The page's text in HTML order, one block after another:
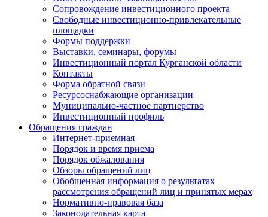
Сопровождение инвестиционного проекта
Свободные инвестиционно-привлекательные
площадки
Формы поддержки
Выставки, семинары, форумы
Инвестиционный портал Курганской области
Контакты
Форма обратной связи
Ресурсоснабжающие организации
Муниципально-частное партнерство
Инвестиционный профиль
Обращения граждан
Интернет-приемная
Порядок и время приема
Порядок обжалования
Обзоры обращений лиц
Обобщенная информация о результатах
рассмотрения обращений лиц и принятых мерах
Нормативно-правовая база
Законодательная карта